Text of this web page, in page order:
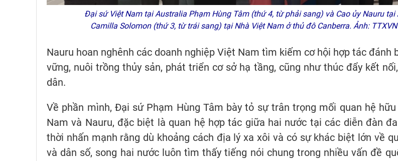
Đại sứ Việt Nam tại Australia Phạm Hùng Tâm (thứ 4, từ phải sang) và Cao ủy Nauru tại
Camilla Solomon (thứ 3, từ trái sang) tại Nhà Việt Nam ở thủ đô Canberra. Ảnh:
Nauru hoan nghênh các doanh nghiệp Việt Nam tìm kiếm cơ hội hợp tác đánh
vững, nuôi trồng thủy sản, phát triển cơ sở hạ tầng, cũng như thúc đẩy kết
dân.
Về phần mình, Đại sứ Phạm Hùng Tâm bày tỏ sự trân trọng mối quan hệ
Nam và Nauru, đặc biệt là quan hệ hợp tác giữa hai nước tại các diễn đàn
thời nhấn mạnh rằng dù khoảng cách địa lý xa xôi và có sự khác biệt lớn về
và dân số, song hai nước luôn tìm thấy tiếng nói chung trong nhiều vấn đề